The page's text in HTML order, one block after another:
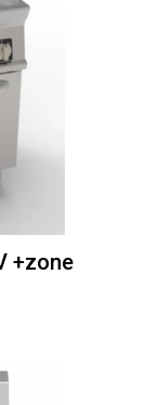
+zone